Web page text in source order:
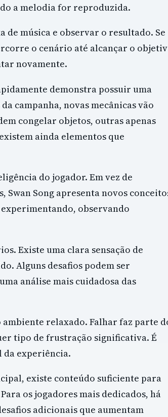
a melodia for reproduzida.
de música e observar o resultado. Se
o cenário até alcançar o
novamente.
demonstra possuir uma
campanha, novas mecânicas vão
congelar objetos, outras apenas
ainda elementos que
do jogador. Em vez de
Song apresenta novos
observando
Existe uma clara sensação de
Alguns desafios podem ser
análise mais cuidadosa das
relaxado. Falhar faz parte
tipo de frustração significativa. É
da experiência.
existe conteúdo suficiente para
os jogadores mais dedicados, há
adicionais que aumentam